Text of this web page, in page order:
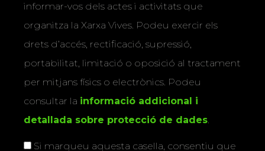
informar-vos dels actes i activitats que
organitza la Xarxa Vives. Podeu exercir els
drets d’accés, rectificació, supressió,
portabilitat, limitació o oposició al tractament
per mitjans físics o electrònics. Podeu
consultar la informació addicional i
detallada sobre protecció de dades.
Si marqueu aquesta casella, consentiu que